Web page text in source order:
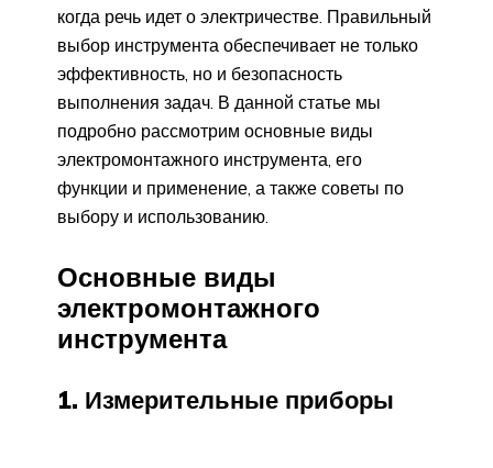
когда речь идет о электричестве. Правильный
выбор инструмента обеспечивает не только
эффективность, но и безопасность
выполнения задач. В данной статье мы
подробно рассмотрим основные виды
электромонтажного инструмента, его
функции и применение, а также советы по
выбору и использованию.
Основные виды
электромонтажного
инструмента
1. Измерительные приборы